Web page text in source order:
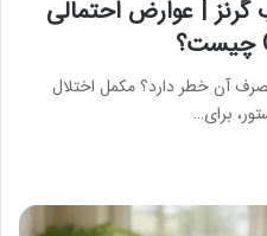
| عوارض احتمالی
آن خطر دارد؟ مکمل اختلال
برای…